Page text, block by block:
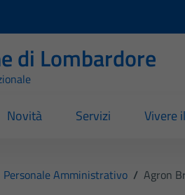
di Lombardore
Novità Servizi Vivere
Personale Amministrativo / Agron